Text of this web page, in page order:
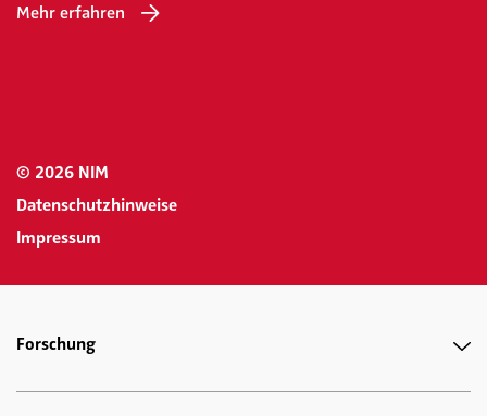
Mehr erfahren
© 2026 NIM
Datenschutzhinweise
Impressum
Forschung